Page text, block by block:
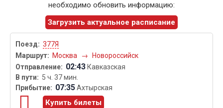
необходимо обновить информацию:
Загрузить актуальное расписание
377Я
Москва
→ Новороссийск
02:43 Кавказская
5 ч. 37 мин.
07:35Ахтырская
Купить билеты